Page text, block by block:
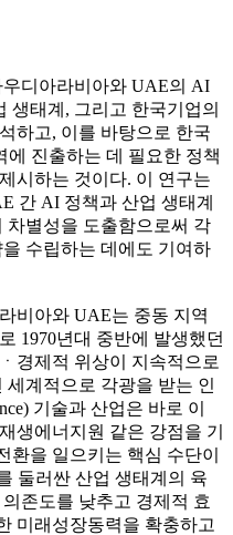
디아라비아와 UAE의 AI
생태계, 그리고 한국기업의
하고, 이를 바탕으로 한국
진출하는 데 필요한 정책
시하는 것이다. 이 연구는
간 AI 정책과 산업 생태계
차별성을 도출함으로써 각
수립하는 데에도 기여하
비아와 UAE는 중동 지역
1970년대 중반에 발생했던
경제적 위상이 지속적으로
계적으로 각광을 받는 인
기술과 산업은 바로 이
생에너지원 같은 강점을 기
환을 일으키는 핵심 수단이
둘러싼 산업 생태계의 육
존도를 낮추고 경제적 효
미래성장동력을 확충하고